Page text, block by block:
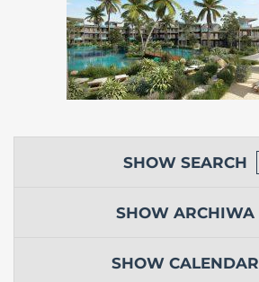
SHOW SEARCH
SHOW ARCHIWA
SHOW CALENDAR